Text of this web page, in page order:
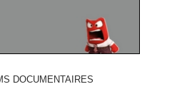
DOCUMENTAIRES